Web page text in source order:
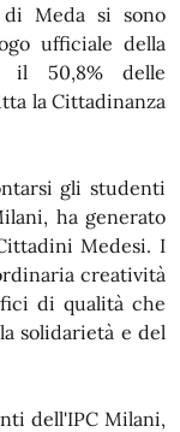
Meda si sono
ufficiale della
il 50,8% delle
la Cittadinanza
gli studenti
ha generato
Medesi. I
creatività
di qualità che
solidarietà e del
dell'IPC Milani,